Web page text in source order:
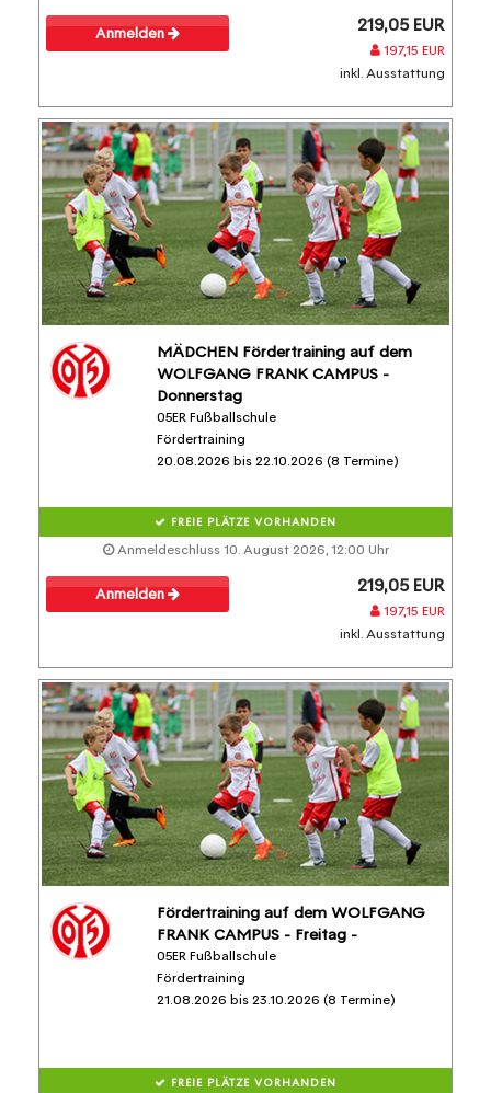
Anmelden 219,05 EUR
197,15 EUR
inkl. Ausstattung
MÄDCHEN Fördertraining auf dem
WOLFGANG FRANK CAMPUS -
Donnerstag
05ER Fußballschule
Fördertraining
20.08.2026 bis 22.10.2026 (8 Termine)
FREIE PLÄTZE VORHANDEN
Anmeldeschluss 10. August 2026, 12:00 Uhr
Anmelden 219,05 EUR
197,15 EUR
inkl. Ausstattung
Fördertraining auf dem WOLFGANG
FRANK CAMPUS - Freitag -
05ER Fußballschule
Fördertraining
21.08.2026 bis 23.10.2026 (8 Termine)
FREIE PLÄTZE VORHANDEN